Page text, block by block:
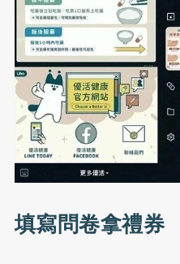
填寫問卷拿禮券